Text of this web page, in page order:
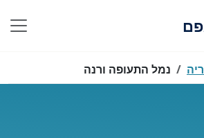
נמל התעופה ורנה